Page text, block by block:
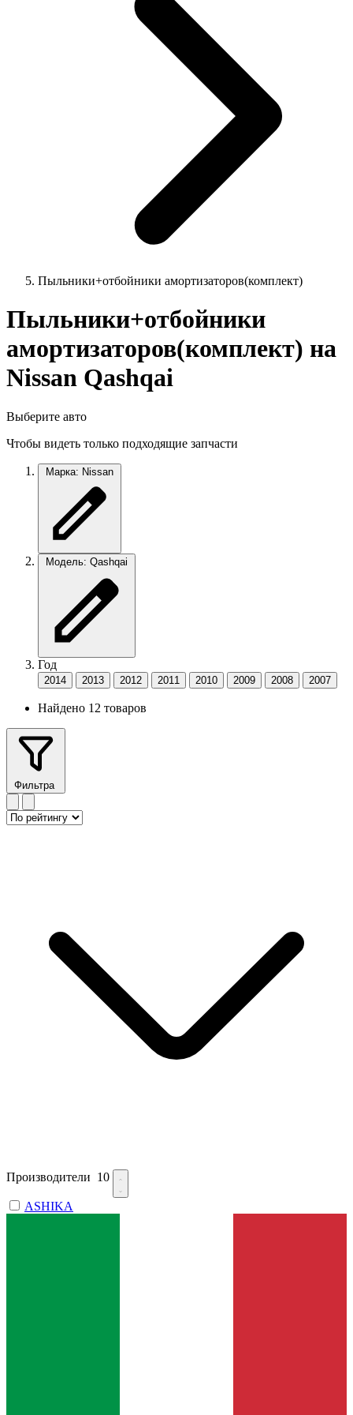
Пыльники+отбойники амортизаторов(комплект)
Пыльники+отбойники
амортизаторов(комплект) на
Nissan Qashqai
Выберите авто
Чтобы видеть только подходящие запчасти
Марка: Nissan
Модель: Qashqai
Год
2014 2013 2012 2011 2010 2009 2008 2007
Найдено 12 товаров
Фильтра
Производители 10
ASHIKA